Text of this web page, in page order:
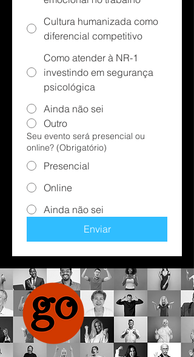
Cultura humanizada como
diferencial competitivo
Como atender à NR-1
investindo em segurança
psicológica
Ainda não sei
Outro
Seu evento será presencial ou
online? (Obrigatório)
Presencial
Online
Ainda não sei
Enviar